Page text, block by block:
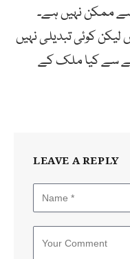
سے ممکن نہیں ہے۔
لیکن کوئی تبدیلی نہیں
سے کیا ملک کے
LEAVE A REPLY